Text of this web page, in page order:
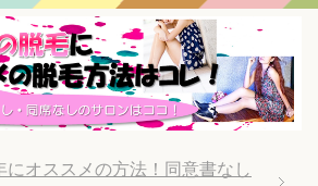
にオススメの方法！同意書なし